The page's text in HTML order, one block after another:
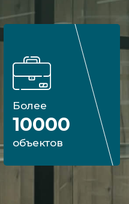
Более
10000
объектов